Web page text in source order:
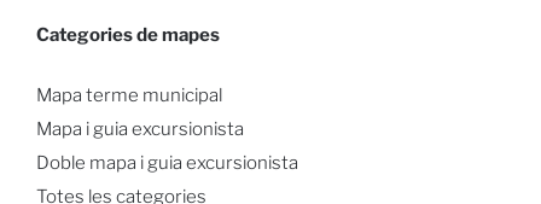
Categories de mapes
Mapa terme municipal
Mapa i guia excursionista
Doble mapa i guia excursionista
Totes les categories